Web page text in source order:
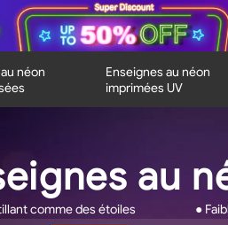
néon
Enseignes au néon
imprimées UV
au
comme des étoiles ●